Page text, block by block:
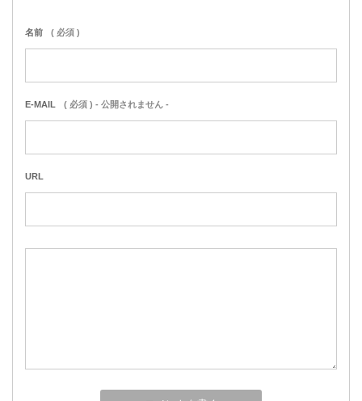
名前 ( 必須 )
E-MAIL ( 必須 ) - 公開されません -
URL